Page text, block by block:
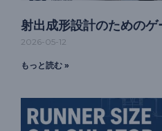
射出成形設計のための
2026-05-12
もっと読む »